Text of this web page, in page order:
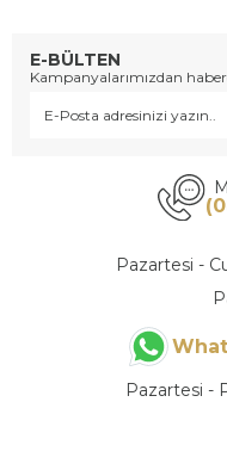
E-BÜLTEN
Kampanyalarımızdan
Pazartesi -
Pazartesi -